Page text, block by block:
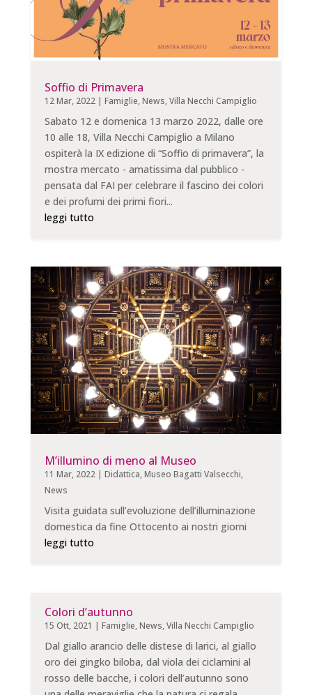
Soffio di Primavera
12 Mar, 2022| Famiglie,News,Villa Necchi Campiglio
Sabato 12 e domenica 13 marzo 2022, dalle ore
10 alle 18, Villa Necchi Campiglio a Milano
ospiterà la IX edizione di “Soffio di primavera”, la
mostra mercato - amatissima dal pubblico -
pensata dal FAI per celebrare il fascino dei colori
e dei profumi dei primi fiori...
leggi tutto
M’illumino di meno al Museo
11 Mar, 2022| Didattica,Museo Bagatti Valsecchi,
News
Visita guidata sull’evoluzione dell’illuminazione
domestica da fine Ottocento ai nostri giorni
leggi tutto
Colori d’autunno
15 Ott, 2021 | Famiglie,News,Villa Necchi Campiglio
Dal giallo arancio delle distese di larici, al giallo
oro dei gingko biloba, dal viola dei ciclamini al
rosso delle bacche, i colori dell’autunno sono